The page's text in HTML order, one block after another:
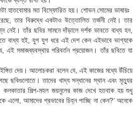
হাতবোমার মত বিস্ফোরিত হয়। শোভন সোমের ভাষায়ঃ
তার বিরুদ্ধে একটাও উত্তোলিত তর্জনী নেই। তার
তাঁর ছবির সামনে দাঁড়ালে দর্শক ভাবতে বাধ্য হন,
বাধ্য হই, যুগ যুগ ধরে এই দেশ কেন এইভাবে ভাগ্যকে
সমাজব্যবস্থার পরিবর্তন প্রয়োজন। তাঁর ছবিতে যা
দেয়। আলোচকরা বলেন যে, এই কাজের মধ্যে উঁচিয়ে
ছবিগুলোতে। তাদের খাদ্য সন্ধানের স্থান এবং মৃত্যুর
শিল্প-মহল জয়নুলের কাজ দেখে হতবাক হয় শুধু
এলো, আমাদের প্রভাবের চিহ্ন পাচ্ছি না কেন?’ অনেকে